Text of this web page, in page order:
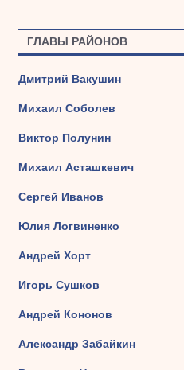
ГЛАВЫ РАЙОНОВ
Дмитрий Вакушин
Михаил Соболев
Виктор Полунин
Михаил Асташкевич
Сергей Иванов
Юлия Логвиненко
Андрей Хорт
Игорь Сушков
Андрей Кононов
Александр Забайкин